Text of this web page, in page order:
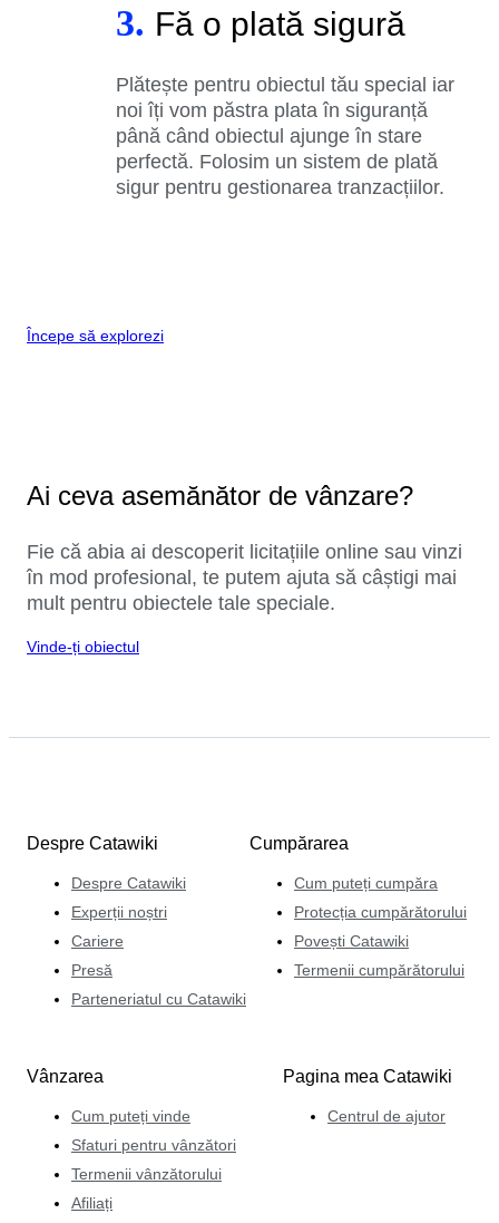
3. Fă o plată sigură
Plătește pentru obiectul tău special iar
noi îți vom păstra plata în siguranță
până când obiectul ajunge în stare
perfectă. Folosim un sistem de plată
sigur pentru gestionarea tranzacțiilor.
Începe să explorezi
Ai ceva asemănător de vânzare?
Fie că abia ai descoperit licitațiile online sau vinzi
în mod profesional, te putem ajuta să câștigi mai
mult pentru obiectele tale speciale.
Vinde-ți obiectul
Despre Catawiki
Despre Catawiki
Experții noștri
Cariere
Presă
Parteneriatul cu Catawiki
Cumpărarea
Cum puteți cumpăra
Protecția cumpărătorului
Povești Catawiki
Termenii cumpărătorului
Vânzarea
Cum puteți vinde
Sfaturi pentru vânzători
Termenii vânzătorului
Afiliați
Pagina mea Catawiki
Centrul de ajutor